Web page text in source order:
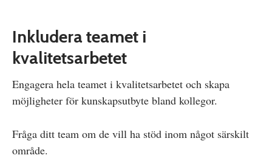
Inkludera teamet i
kvalitetsarbetet
Engagera hela teamet i kvalitetsarbetet och skapa
möjligheter för kunskapsutbyte bland kollegor.
Fråga ditt team om de vill ha stöd inom något särskilt
område.